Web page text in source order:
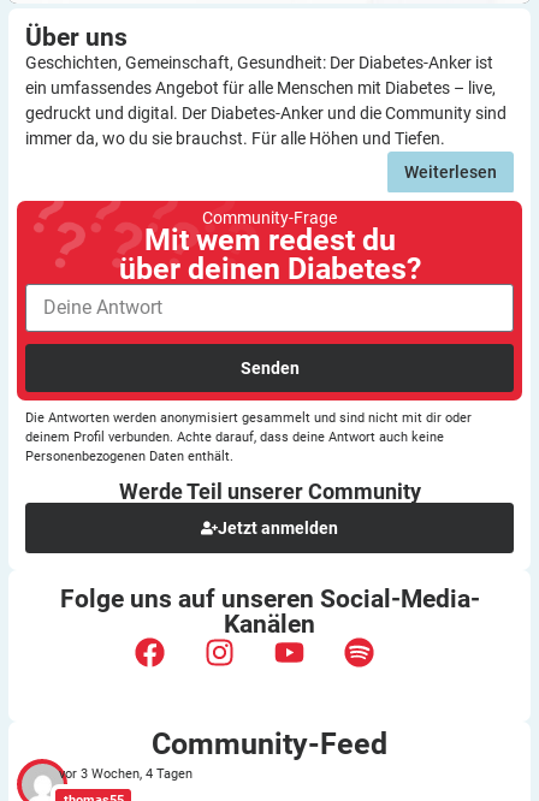
Über uns
Geschichten, Gemeinschaft, Gesundheit: Der Diabetes-Anker ist
ein umfassendes Angebot für alle Menschen mit Diabetes – live,
gedruckt und digital. Der Diabetes-Anker und die Community sind
immer da, wo du sie brauchst. Für alle Höhen und Tiefen.
Weiterlesen
Community-Frage
Mit wem redest du
über deinen Diabetes?
Senden
Die Antworten werden anonymisiert gesammelt und sind nicht mit dir oder
deinem Profil verbunden. Achte darauf, dass deine Antwort auch keine
Personenbezogenen Daten enthält.
Werde Teil unserer Community
Jetzt anmelden
Folge uns auf unseren Social-Media-
Kanälen
Community-Feed
vor 3 Wochen, 4 Tagen